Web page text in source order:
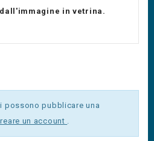
in vetrina.
possono pubblicare una
un account .